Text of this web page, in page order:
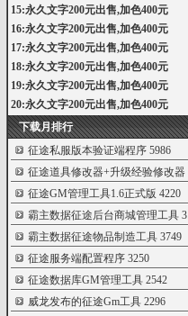
15:永久文字200元出售,加色400元
16:永久文字200元出售,加色400元
17:永久文字200元出售,加色400元
18:永久文字200元出售,加色400元
19:永久文字200元出售,加色400元
20:永久文字200元出售,加色400元
下载月排行
征途私服版本验证端程序5986
征途道具修改器+升级经验修改器5646
征途GM管理工具1.6正式版 4220
霸主数据征途后台商城管理工具3947
霸主数据征途物品制造工具3749
征途服务端配置程序3250
征途数据库GM管理工具2542
威龙发布的征途Gm工具2296